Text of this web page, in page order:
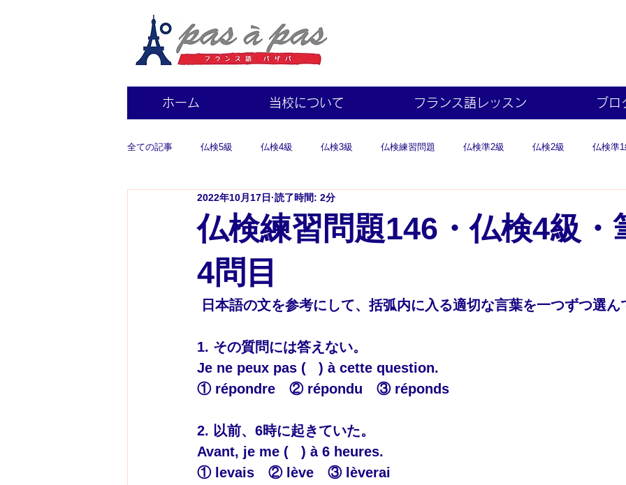
ホーム 当校について フランス語レッスン ブロ
全ての記事 仏検5級 仏検4級 仏検3級 仏検練習問題 仏検準2級 仏検2級 仏検準
仏検練習問題146・仏検4級・
4問目
2022年10月17日 読了時間: 2分
日本語の文を参考にして、括弧内に入る適切な言葉を一つずつ選ん
1. その質問には答えない。
Je ne peux pas (   ) à cette question.
① répondre　② répondu　③ réponds
2. 以前、6時に起きていた。
Avant, je me (   ) à 6 heures.
① levais　② lève　③ lèverai